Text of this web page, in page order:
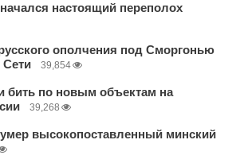
настоящий переполох
ополчения под Сморгонью
Сети
39,854
бить по новым объектам на
39,268
высокопоставленный минский